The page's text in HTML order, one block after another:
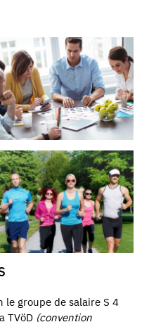
le groupe de salaire S 4
TVöD (convention